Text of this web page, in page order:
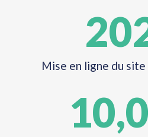
Mise en ligne du